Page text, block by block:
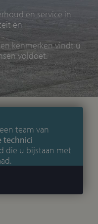
en service in
en
kenmerken vindt u
voldoet.
team van
technici
die u bijstaan met